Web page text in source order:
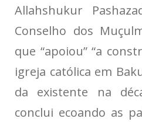
Allahshukur
Conselho dos
que “apoiou” “a
igreja católica em
da existente na
conclui ecoando as